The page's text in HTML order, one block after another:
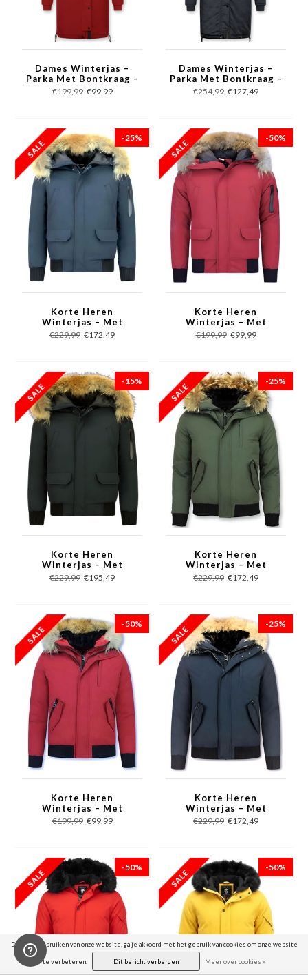
Dames Winterjas –
Parka Met Bontkraag –
Rood
€199,99 €99,99
Dames Winterjas –
Parka Met Bontkraag –
Blauw
€254,99 €127,49
-25%
Korte Heren
Winterjas – Met
Bontkraag – Blauw
€229,99 €172,49
-50%
Korte Heren
Winterjas – Met
Bontkraag – Rood
€199,99 €99,99
-15%
Korte Heren
Winterjas – Met
Bontkraag – Zwart
€229,99 €195,49
-25%
Korte Heren
Winterjas – Met
Bontkraag – Groen
€229,99 €172,49
-50%
Korte Heren
Winterjas – Met
Bontkraag – Rood
€199,99 €99,99
-25%
Korte Heren
Winterjas – Met
Bontkraag – Blauw
€229,99 €172,49
-50% -50%
Door het gebruiken van onze website, ga je akkoord met het gebruik van cookies om onze website
te verbeteren. Dit bericht verbergen Meer over cookies »